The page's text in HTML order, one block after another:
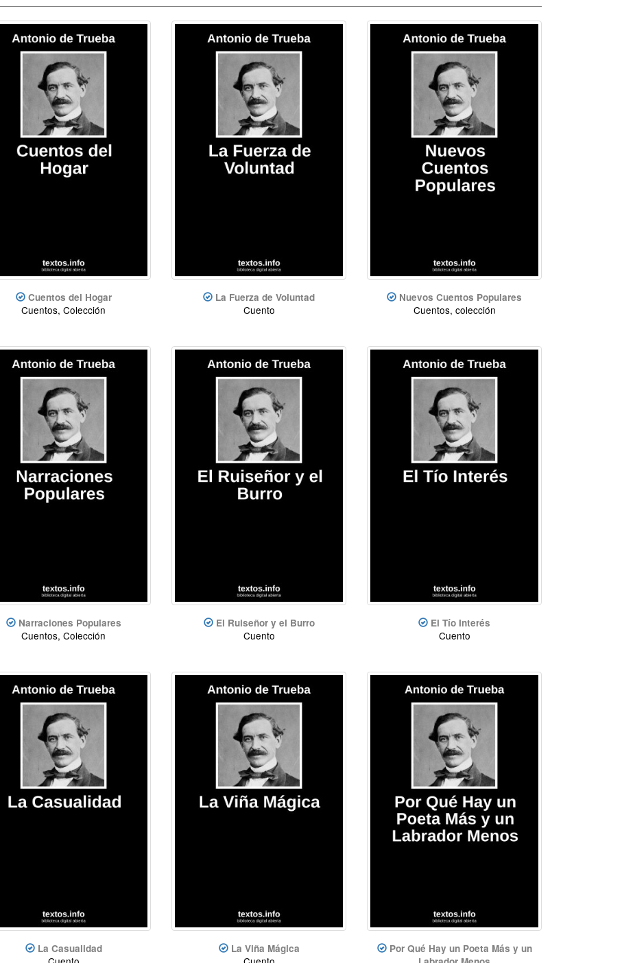
Cuentos del Hogar
Cuentos, Colección
La Fuerza de Voluntad
Cuento
Nuevos Cuentos Populares
Cuentos, colección
Narraciones Populares
Cuentos, Colección
El Ruiseñor y el Burro
Cuento
El Tío Interés
Cuento
La Casualidad La Viña Mágica
Por Qué Hay un Poeta Más y un